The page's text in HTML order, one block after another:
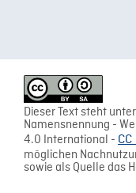
Dieser Text steht
Namensnennung -
4.0 International -
möglichen
sowie als Quelle das